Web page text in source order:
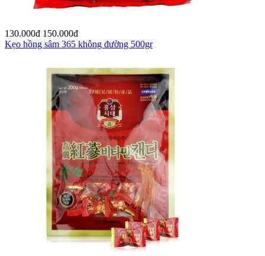
130.000đ 150.000đ
Kẹo hồng sâm 365 không đường 500gr